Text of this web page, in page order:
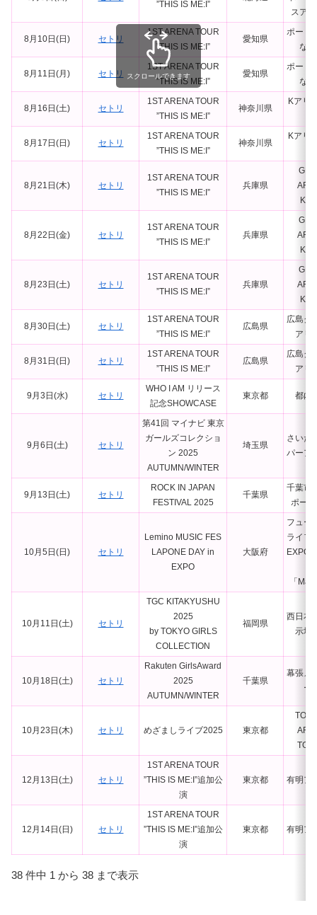
”THIS IS ME:I”
スア
8月10日(日) セトリ
1ST ARENA TOUR
”THIS IS ME:I”
愛知県
ポート
な
8月11日(月) セトリ
1ST ARENA TOUR
”THIS IS ME:I”
愛知県
ポート
な
8月16日(土) セトリ
1ST ARENA TOUR
”THIS IS ME:I”
神奈川県
Kアリ
8月17日(日) セトリ
1ST ARENA TOUR
”THIS IS ME:I”
神奈川県
Kアリ
8月21日(木) セトリ
1ST ARENA TOUR
”THIS IS ME:I”
兵庫県
8月22日(金) セトリ
1ST ARENA TOUR
”THIS IS ME:I”
兵庫県
8月23日(土) セトリ
1ST ARENA TOUR
”THIS IS ME:I”
兵庫県
8月30日(土) セトリ
1ST ARENA TOUR
”THIS IS ME:I”
広島県
広島グ
アリ
8月31日(日) セトリ
1ST ARENA TOUR
”THIS IS ME:I”
広島県
広島グ
アリ
9月3日(水) セトリ
WHO I AM リリース
記念SHOWCASE
東京都 都内
9月6日(土) セトリ
第41回 マイナビ 東京
ガールズコレクショ
ン 2025
AUTUMN/WINTER
埼玉県
さいた
パーア
9月13日(土) セトリ
ROCK IN JAPAN
FESTIVAL 2025
千葉県
千葉市
ポー
10月5日(日) セトリ
Lemino MUSIC FES
LAPONE DAY in
EXPO
大阪府
フュー
ライフ
EXPO
「
10月11日(土) セトリ
TGC KITAKYUSHU
2025
by TOKYO GIRLS
COLLECTION
福岡県
西日本
示場
10月18日(土) セトリ
Rakuten GirlsAward
2025
AUTUMN/WINTER
千葉県
幕張メ
ー
10月23日(木) セトリ めざましライブ2025 東京都
12月13日(土) セトリ
1ST ARENA TOUR
”THIS IS ME:I”追加公
演
東京都 有明ア
12月14日(日) セトリ
1ST ARENA TOUR
”THIS IS ME:I”追加公
演
東京都 有明ア
38 件中 1 から 38 まで表示
スクロールできます